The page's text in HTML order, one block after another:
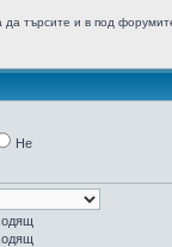
търсите и в под
Не